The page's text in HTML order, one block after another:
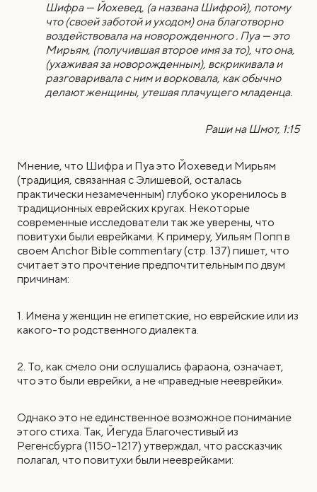
Шифра — Йохевед, (а названа Шифрой), потому
что (своей заботой и уходом) она благотворно
воздействовала на новорожденного . Пуа — это
Мирьям, (получившая второе имя за то), что она,
(ухаживая за новорожденным), вскрикивала и
разговаривала с ним и ворковала, как обычно
делают женщины, утешая плачущего младенца.
Раши на Шмот, 1:15
Мнение, что Шифра и Пуа это Йохевед и Мирьям
(традиция, связанная с Элишевой, осталась
практически незамеченным) глубоко укоренилось в
традиционных еврейских кругах. Некоторые
современные исследователи так же уверены, что
повитухи были еврейками. К примеру, Уильям Попп в
своем Anchor Bible commentary (стр. 137) пишет, что
считает это прочтение предпочтительным по двум
причинам:
1. Имена у женщин не египетские, но еврейские или из
какого-то родственного диалекта.
2. То, как смело они ослушались фараона, означает,
что это были еврейки, а не «праведные нееврейки».
Однако это не единственное возможное понимание
этого стиха. Так, Йегуда Благочестивый из
Регенсбурга (1150–1217) утверждал, что рассказчик
полагал, что повитухи были нееврейками: